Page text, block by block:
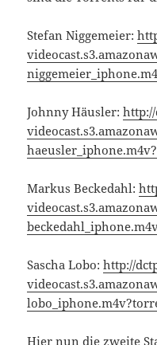
Stefan Niggemeier:
Johnny Häusler:
Markus Beckedahl:
Sascha Lobo:http://
Hier nun die zweite